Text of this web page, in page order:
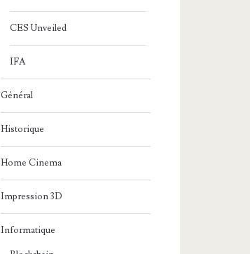
CES Unveiled
IFA
Général
Historique
Home Cinema
Impression 3D
Informatique